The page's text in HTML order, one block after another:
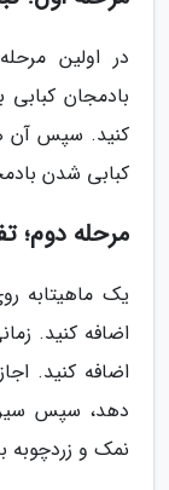
در اولین
بادمجان
کنید. سپس آن
کبابی شدن
مرحله دوم؛
یک ماهیتابه
اضافه کنید.
اضافه کنید.
دهد، سپس سیر
نمک و زردچوبه